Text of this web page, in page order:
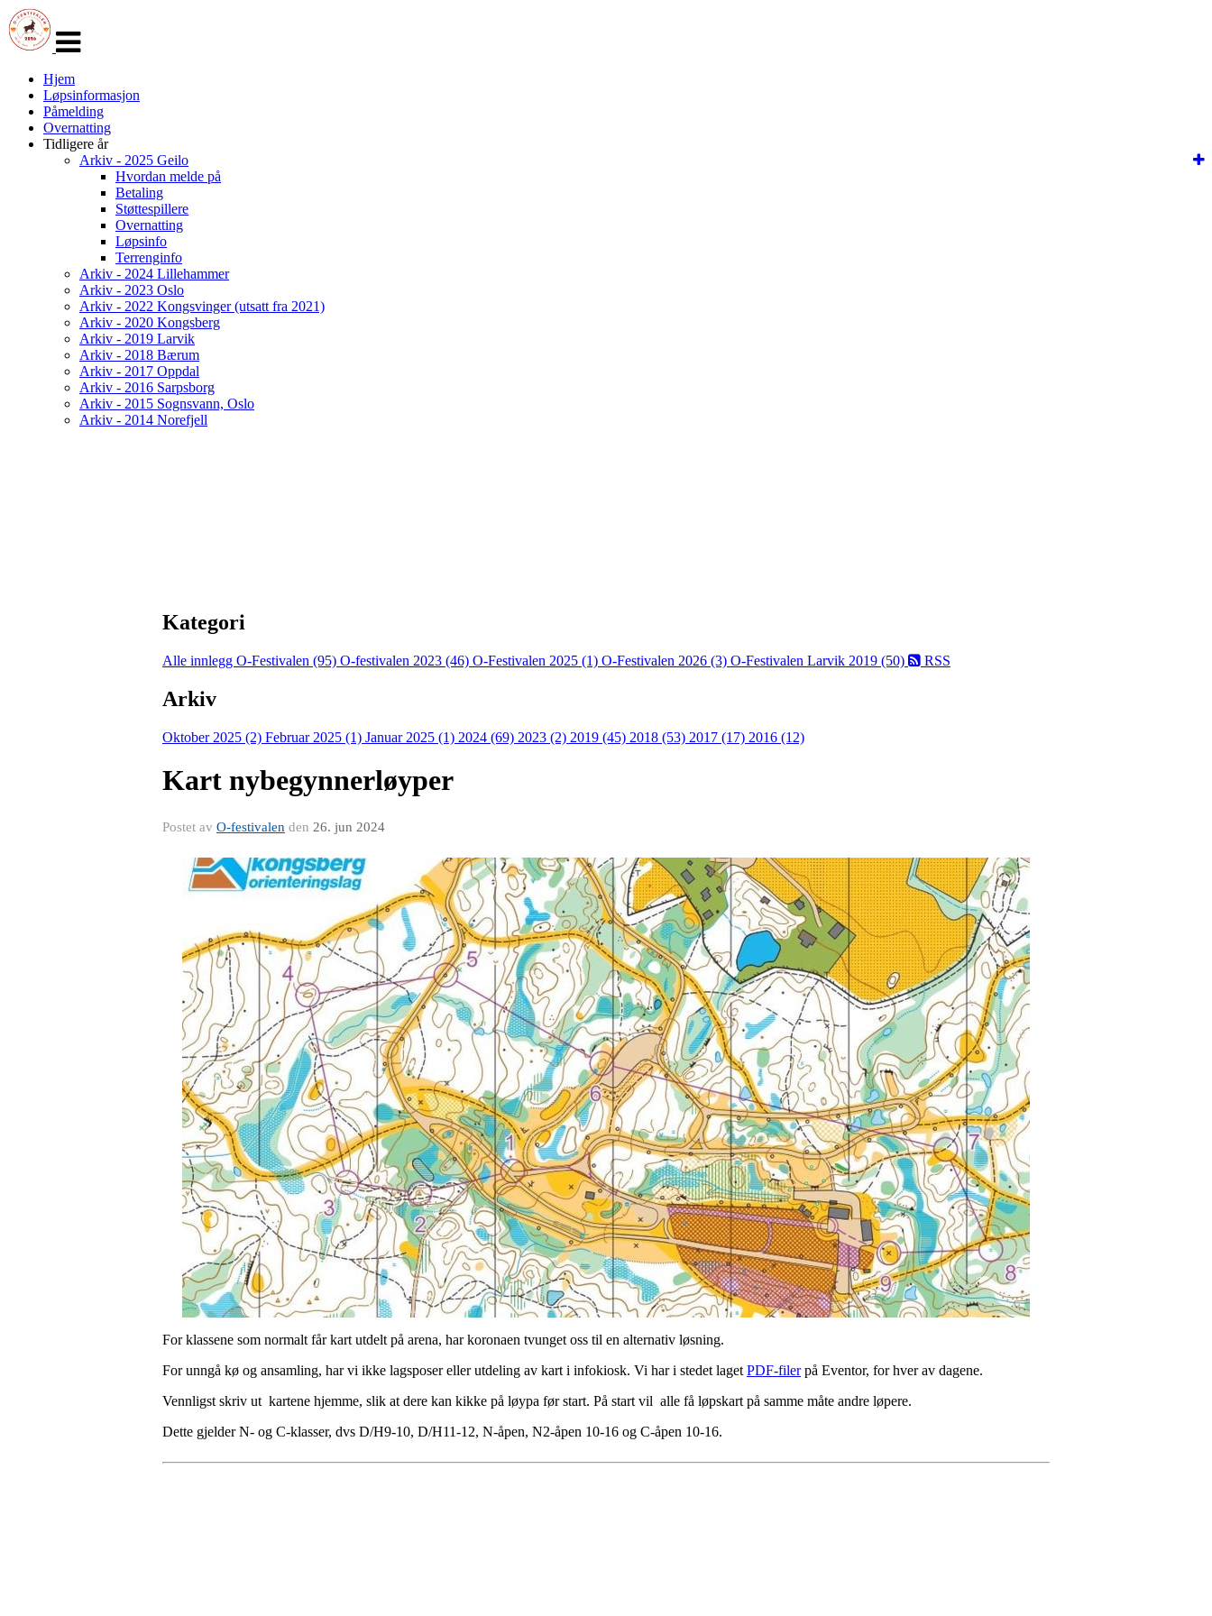
navigasjon
Hjem
Løpsinformasjon
Påmelding
Overnatting
Tidligere år
Arkiv - 2025 Geilo
Hvordan melde på
Betaling
Støttespillere
Overnatting
Løpsinfo
Terrenginfo
Arkiv - 2024 Lillehammer
Arkiv - 2023 Oslo
Arkiv - 2022 Kongsvinger (utsatt fra 2021)
Arkiv - 2020 Kongsberg
Arkiv - 2019 Larvik
Arkiv - 2018 Bærum
Arkiv - 2017 Oppdal
Arkiv - 2016 Sarpsborg
Arkiv - 2015 Sognsvann, Oslo
Arkiv - 2014 Norefjell
Kategori
Alle innlegg O-Festivalen (95) O-festivalen 2023 (46) O-Festivalen 2025 (1) O-Festivalen 2026 (3) O-Festivalen Larvik 2019 (50) RSS
Arkiv
Oktober 2025 (2) Februar 2025 (1) Januar 2025 (1) 2024 (69) 2023 (2) 2019 (45) 2018 (53) 2017 (17) 2016 (12)
Kart nybegynnerløyper
Postet av O-festivalen den 26. jun 2024
For klassene som normalt får kart utdelt på arena, har koronaen tvunget oss til en alternativ løsning.
For unngå kø og ansamling, har vi ikke lagsposer eller utdeling av kart i infokiosk. Vi har i stedet laget PDF-filerpå Eventor, for hver av dagene.
Vennligst skriv ut kartene hjemme, slik at dere kan kikke på løypa før start. På start vil alle få løpskart på samme måte andre løpere.
Dette gjelder N- og C-klasser, dvs D/H9-10, D/H11-12, N-åpen, N2-åpen 10-16 og C-åpen 10-16.